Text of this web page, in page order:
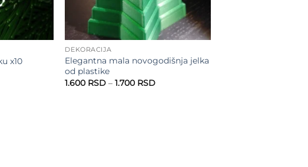
x10
DEKORACIJA
Elegantna mala novogodišnja jelka
od plastike
1.600 RSD – 1.700 RSDRaspon